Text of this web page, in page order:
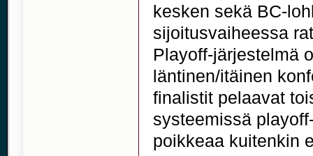
kesken sekä BC-
sijoitusvaiheessa
Playoff-järjestelmä
läntinen/itäinen
finalistit pelaavat
systeemissä
poikkeaa kuitenkin